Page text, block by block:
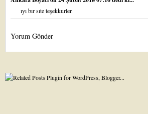
ıyı bır sıte teşekkurler.
Yorum Gönder